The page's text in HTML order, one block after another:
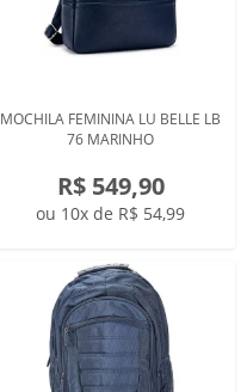
MOCHILA FEMININA LU BELLE LB
76 MARINHO
R$ 549,90
ou 10x de R$ 54,99